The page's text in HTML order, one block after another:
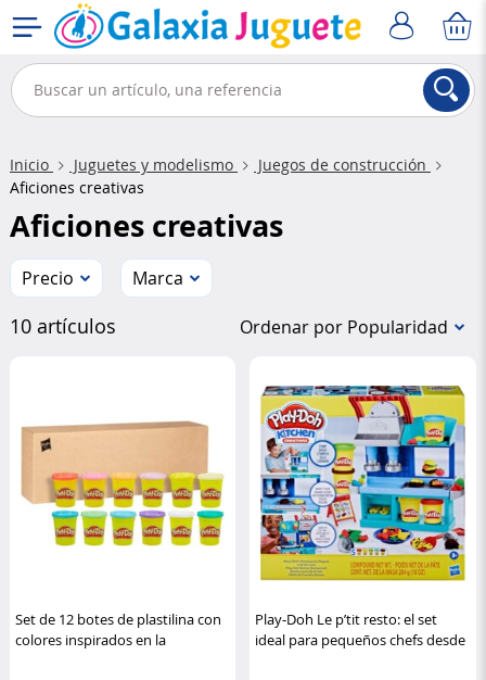
Inicio Juguetes y modelismo
Juegos de construcción
Aficiones creativas
Aficiones creativas
Precio Marca
10 artículos Ordenar por Popularidad
Set de 12 botes de plastilina con
colores inspirados en la
Play‑Doh Le p’tit resto: el set
ideal para pequeños chefs desde